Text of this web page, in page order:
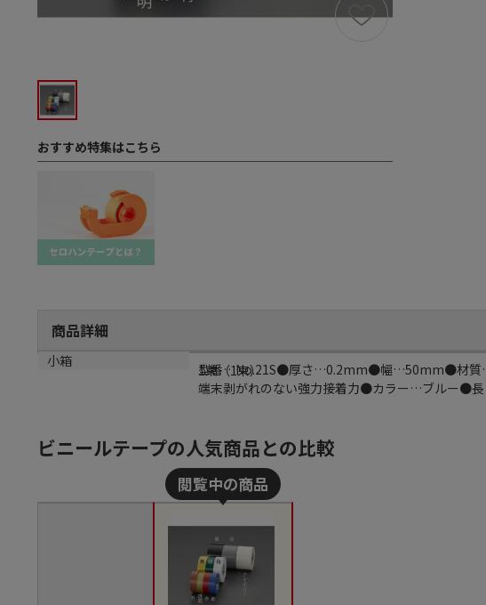
おすすめ特集はこちら
商品詳細
商品説明
型番…No.21S●厚さ…0.2mm●幅…50mm●材質…
端末剥がれのない強力接着力●カラー…ブルー
小箱
1束（1束）
ビニールテープの人気商品との比較